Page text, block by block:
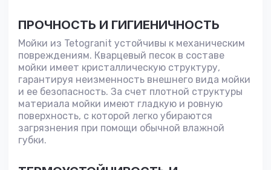
ПРОЧНОСТЬ И ГИГИЕНИЧНОСТЬ
Мойки из Tetogranit устойчивы к механическим
повреждениям. Кварцевый песок в составе
мойки имеет кристаллическую структуру,
гарантируя неизменность внешнего вида мойки
и ее безопасность. За счет плотной структуры
материала мойки имеют гладкую и ровную
поверхность, с которой легко убираются
загрязнения при помощи обычной влажной
губки.